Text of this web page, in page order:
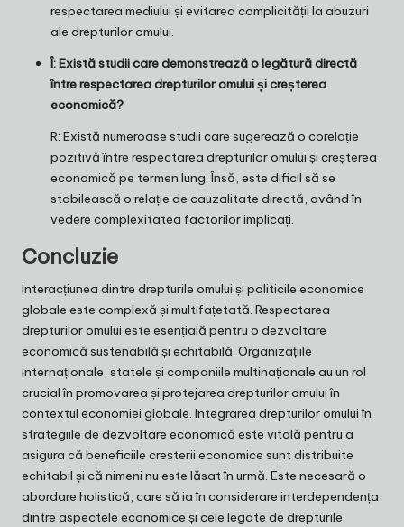
respectarea mediului și evitarea complicității la abuzuri
ale drepturilor omului.
Î: Există studii care demonstrează o legătură directă
între respectarea drepturilor omului și creșterea
economică?
R: Există numeroase studii care sugerează o corelație
pozitivă între respectarea drepturilor omului și creșterea
economică pe termen lung. Însă, este dificil să se
stabilească o relație de cauzalitate directă, având în
vedere complexitatea factorilor implicați.
Concluzie
Interacțiunea dintre drepturile omului și politicile economice
globale este complexă și multifațetată. Respectarea
drepturilor omului este esențială pentru o dezvoltare
economică sustenabilă și echitabilă. Organizațiile
internaționale, statele și companiile multinaționale au un rol
crucial în promovarea și protejarea drepturilor omului în
contextul economiei globale. Integrarea drepturilor omului în
strategiile de dezvoltare economică este vitală pentru a
asigura că beneficiile creșterii economice sunt distribuite
echitabil și că nimeni nu este lăsat în urmă. Este necesară o
abordare holistică, care să ia în considerare interdependența
dintre aspectele economice și cele legate de drepturile